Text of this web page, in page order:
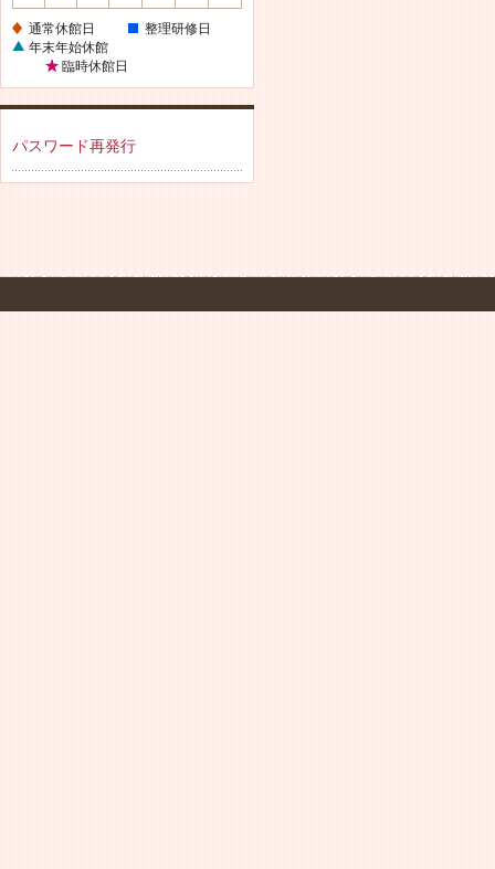
館
日
修
日
休
館
日
通常休館日
整理研修日
年末年始休館
臨時休館日
パスワード再発行